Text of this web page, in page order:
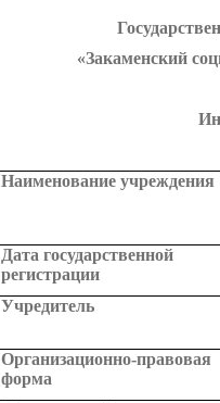
«Закаменский
Наименование учреждения
Дата государственной
регистрации
Учредитель
Организационно-правовая
форма